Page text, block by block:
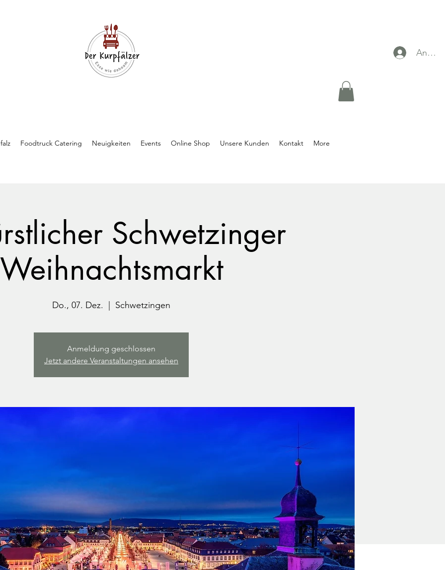
Foodtruck Catering Neuigkeiten Events Online Shop Unsere Kunden Kontakt More
Schwetzinger
Weihnachtsmarkt
Do., 07. Dez.
  |
Schwetzingen
Anmeldung geschlossen
Jetzt andere Veranstaltungen ansehen